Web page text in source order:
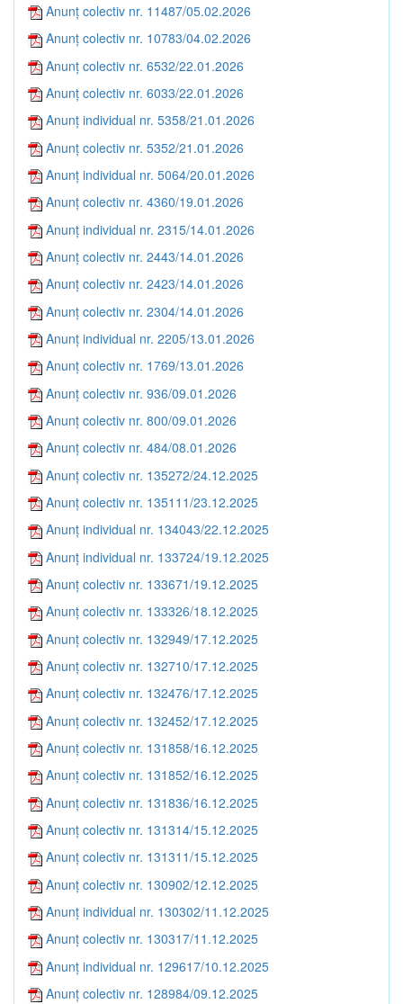
Anunț colectiv nr. 11487/05.02.2026
Anunț colectiv nr. 10783/04.02.2026
Anunț colectiv nr. 6532/22.01.2026
Anunț colectiv nr. 6033/22.01.2026
Anunț individual nr. 5358/21.01.2026
Anunț colectiv nr. 5352/21.01.2026
Anunț individual nr. 5064/20.01.2026
Anunț colectiv nr. 4360/19.01.2026
Anunț individual nr. 2315/14.01.2026
Anunț colectiv nr. 2443/14.01.2026
Anunț colectiv nr. 2423/14.01.2026
Anunț colectiv nr. 2304/14.01.2026
Anunț individual nr. 2205/13.01.2026
Anunț colectiv nr. 1769/13.01.2026
Anunț colectiv nr. 936/09.01.2026
Anunț colectiv nr. 800/09.01.2026
Anunț colectiv nr. 484/08.01.2026
Anunț colectiv nr. 135272/24.12.2025
Anunț colectiv nr. 135111/23.12.2025
Anunț individual nr. 134043/22.12.2025
Anunț individual nr. 133724/19.12.2025
Anunț colectiv nr. 133671/19.12.2025
Anunț colectiv nr. 133326/18.12.2025
Anunț colectiv nr. 132949/17.12.2025
Anunț colectiv nr. 132710/17.12.2025
Anunț colectiv nr. 132476/17.12.2025
Anunț colectiv nr. 132452/17.12.2025
Anunț colectiv nr. 131858/16.12.2025
Anunț colectiv nr. 131852/16.12.2025
Anunț colectiv nr. 131836/16.12.2025
Anunț colectiv nr. 131314/15.12.2025
Anunț colectiv nr. 131311/15.12.2025
Anunț colectiv nr. 130902/12.12.2025
Anunț individual nr. 130302/11.12.2025
Anunț colectiv nr. 130317/11.12.2025
Anunț individual nr. 129617/10.12.2025
Anunț colectiv nr. 128984/09.12.2025